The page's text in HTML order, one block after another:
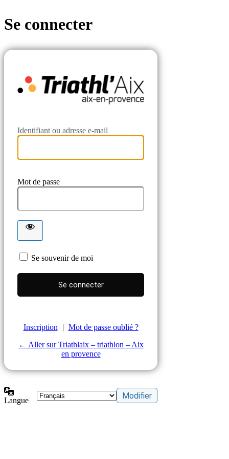
Se connecter
Identifiant ou adresse e-mail
Mot de passe
Se souvenir de moi
Inscription | Mot de passe oublié ?
← Aller sur Triathlaix – triathlon – Aix
en provence
Langue